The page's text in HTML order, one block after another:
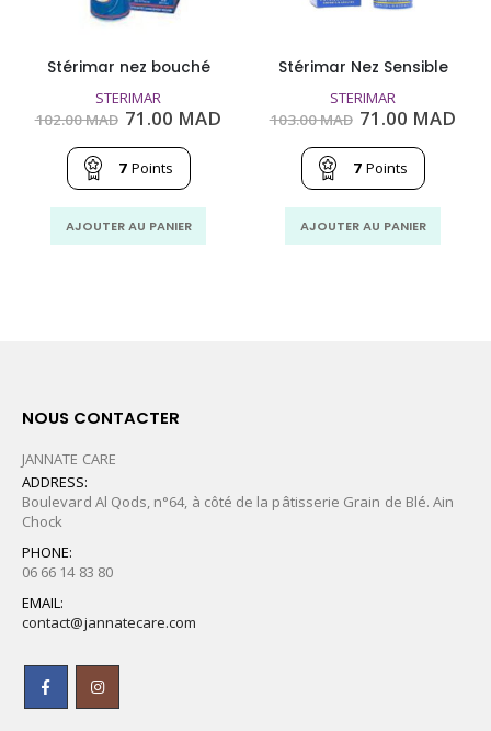
du
Stérimar nez bouché
STERIMAR
102.00MAD Le
initial
était :
102.00
MAD.
71.00 MAD
7 Points
AJOUTER AU PANIER
Stérimar Nez Sensible
STERIMAR
103.00MAD Le
initial
était :
103.00
MAD.
71.00 MAD
7 Points
AJOUTER AU PANIER
NOUS CONTACTER
JANNATE CARE
ADDRESS:
Boulevard Al Qods, n°64, à côté de la pâtisserie Grain de Blé. Ain
Chock
PHONE:
06 66 14 83 80
EMAIL:
contact@jannatecare.com